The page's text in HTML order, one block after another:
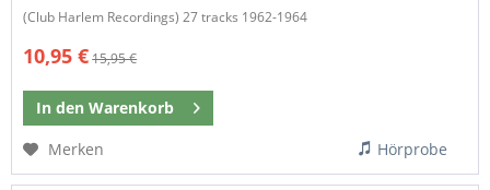
(Club Harlem Recordings) 27 tracks 1962-1964
10,95 €15,95 €
In den Warenkorb
Merken
Hörprobe